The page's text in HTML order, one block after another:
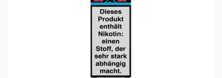
AnanasMangoPfirsichFrisch / Koolada